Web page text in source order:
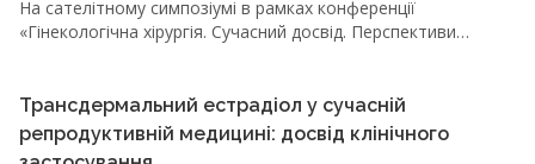
підхід, включаючи фітонутрицевтичний супровід з метою
створення оптимальних умов для підтримки фізіологічного,
На сателітному симпозіумі в рамках конференції
«Гінекологічна хірургія. Сучасний досвід. Перспективи
медичного університету ім. М.І. Пирогова, доктор медичних
наук Олександр Олексійович Процепко представив доповідь
про роль ензимотерапії в лікуванні запальних захворювань
Трансдермальний естрадіол у сучасній
репродуктивній медицині: досвід клінічного